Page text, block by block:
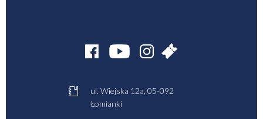
ul. Wiejska 12a, 05-092
Łomianki